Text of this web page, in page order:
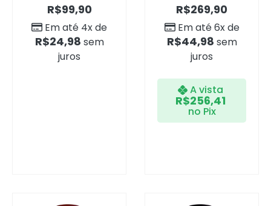
R$99,90
Em até 4x de
R$24,98 sem
juros
R$269,90
Em até 6x de
R$44,98 sem
juros
A vista
R$256,41
no Pix